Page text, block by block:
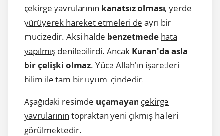
çekirge yavrularının kanatsız olması, yerde
yürüyerek hareket etmeleri de ayrı bir
mucizedir. Aksi halde benzetmede hata
yapılmış denilebilirdi. Ancak Kuran'da asla
bir çelişki olmaz. Yüce Allah'ın işaretleri
bilim ile tam bir uyum içindedir.
Aşağıdaki resimde uçamayan çekirge
yavrularının topraktan yeni çıkmış halleri
görülmektedir.